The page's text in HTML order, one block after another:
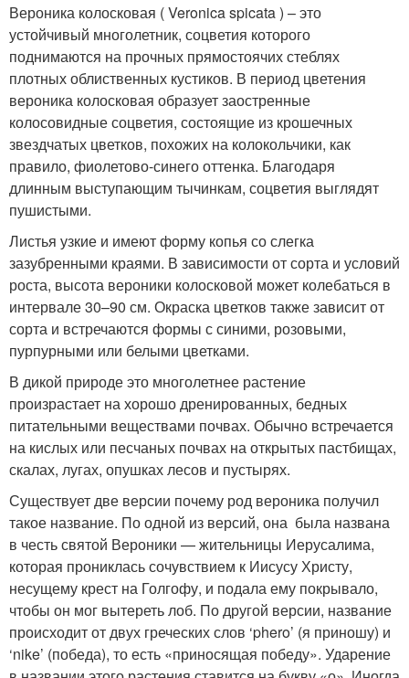
Вероника колосковая ( Veronica spicata ) – это
устойчивый многолетник, соцветия которого
поднимаются на прочных прямостоячих стеблях
плотных облиственных кустиков. В период цветения
вероника колосковая образует заостренные
колосовидные соцветия, состоящие из крошечных
звездчатых цветков, похожих на колокольчики, как
правило, фиолетово-синего оттенка. Благодаря
длинным выступающим тычинкам, соцветия выглядят
пушистыми.
Листья узкие и имеют форму копья со слегка
зазубренными краями. В зависимости от сорта и условий
роста, высота вероники колосковой может колебаться в
интервале 30–90 см. Окраска цветков также зависит от
сорта и встречаются формы с синими, розовыми,
пурпурными или белыми цветками.
В дикой природе это многолетнее растение
произрастает на хорошо дренированных, бедных
питательными веществами почвах. Обычно встречается
на кислых или песчаных почвах на открытых пастбищах,
скалах, лугах, опушках лесов и пустырях.
Существует две версии почему род вероника получил
такое название. По одной из версий, она была названа
в честь святой Вероники — жительницы Иерусалима,
которая прониклась сочувствием к Иисусу Христу,
несущему крест на Голгофу, и подала ему покрывало,
чтобы он мог вытереть лоб. По другой версии, название
происходит от двух греческих слов ‘phero’ (я приношу) и
‘nike’ (победа), то есть «приносящая победу». Ударение